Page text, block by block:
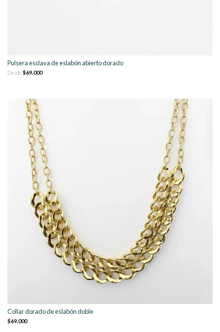
Pulsera esclava de eslabón abierto dorado
Desde$69.000
Collar dorado de eslabón doble
$69.000